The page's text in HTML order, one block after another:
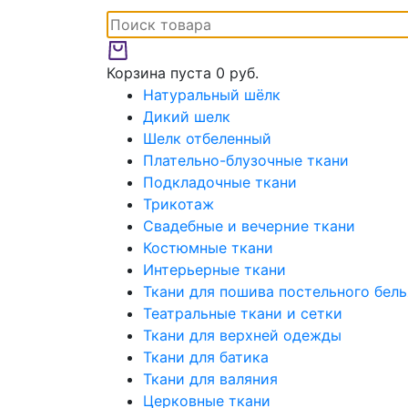
Корзина пуста 0 руб.
Натуральный шёлк
Дикий шелк
Шелк отбеленный
Плательно-блузочные ткани
Подкладочные ткани
Трикотаж
Свадебные и вечерние ткани
Костюмные ткани
Интерьерные ткани
Ткани для пошива постельного
Театральные ткани и сетки
Ткани для верхней одежды
Ткани для батика
Ткани для валяния
Церковные ткани